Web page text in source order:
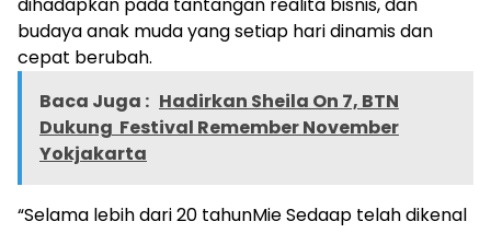
budaya anak muda yang setiap hari dinamis dan
cepat berubah.
Baca Juga : Hadirkan Sheila On 7, BTN
Dukung Festival Remember November
Yokjakarta
“Selama lebih dari 20 tahunMie Sedaap telah dikenal